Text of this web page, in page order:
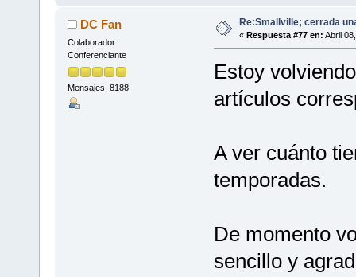
DC Fan
Colaborador
Conferenciante
Mensajes: 8188
Re:Smallville; cerrada
« Respuesta #77 en: Abril
Estoy
artículos
A ver cuánto
temporadas.
De momento
sencillo y